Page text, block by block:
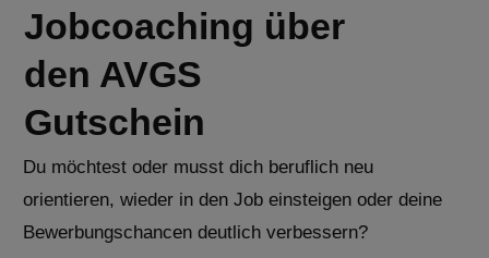
Jobcoaching über
den AVGS
Gutschein
Du möchtest oder musst dich beruflich neu
orientieren, wieder in den Job einsteigen oder deine
Bewerbungschancen deutlich verbessern?